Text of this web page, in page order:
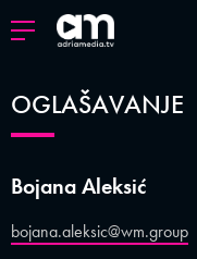
OGLAŠAVANJE
Bojana Aleksić
bojana.aleksic@wm.group